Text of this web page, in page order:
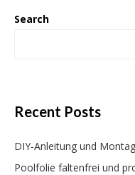
Search
Recent Posts
DIY-Anleitung und
Poolfolie faltenfrei und